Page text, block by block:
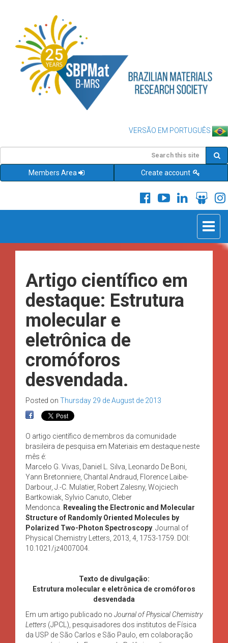
VERSÃO EM PORTUGUÊS
Members Area Create account
Toggle
Artigo científico em
destaque: Estrutura
molecular e
eletrônica de
cromóforos
desvendada.
Posted on Thursday 29 de August de 2013
O artigo científico de membros da comunidade
brasileira de pesquisa em Materiais em destaque neste
mês é:
Marcelo G. Vivas, Daniel L. Silva, Leonardo De Boni,
Yann Bretonniere, Chantal Andraud, Florence Laibe-
Darbour, J.-C. Mulatier, Robert Zalesny, Wojciech
Bartkowiak, Sylvio Canuto, Cleber
Mendonca.
Revealing the Electronic and Molecular
Structure of Randomly Oriented Molecules by
Polarized Two-Photon Spectroscopy . Journal of
Physical Chemistry Letters, 2013, 4, 1753-1759. DOI:
10.1021/jz4007004.
Texto de divulgação:
Estrutura molecular e eletrônica de cromóforos
desvendada
Em um artigo publicado no Journal of Physical Chemistry
Letters (JPCL), pesquisadores dos institutos de Física
da USP de São Carlos e São Paulo, em colaboração